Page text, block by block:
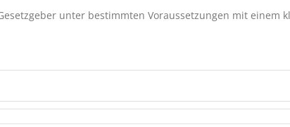
unter bestimmten Voraussetzungen mit einem